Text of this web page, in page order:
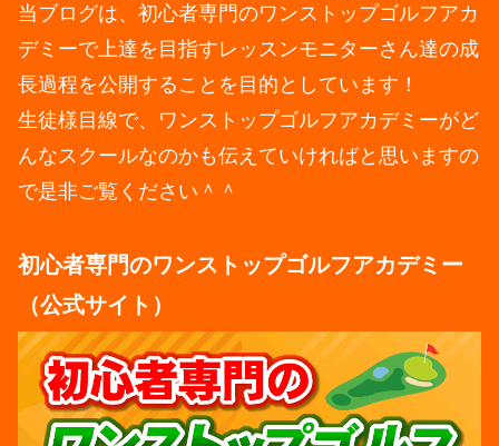
当ブログは、初心者専門のワンストップゴルフアカ
デミーで上達を目指すレッスンモニターさん達の成
長過程を公開することを目的としています！
生徒様目線で、ワンストップゴルフアカデミーがど
んなスクールなのかも伝えていければと思いますの
で是非ご覧ください＾＾
初心者専門のワンストップゴルフアカデミー
（公式サイト）